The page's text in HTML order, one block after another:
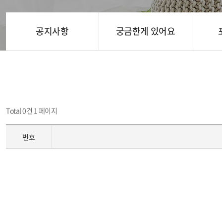
공지사항 궁금한게 있어요
Total 0건 1 페이지
번호